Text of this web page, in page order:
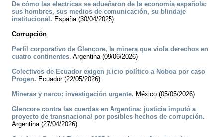
De cómo las electricas se adueñaron de la economía española:
sus hombres, sus medios de comunicación, su blindaje
institucional. España (30/04/2025)
Corrupción
Perfil corporativo de Glencore, la minera que viola derechos en
cuatro continentes. Argentina (09/06/2026)
Colectivos de Ecuador exigen juicio político a Noboa por caso
Progen. Ecuador (22/05/2026)
Mineras y narco: investigación urgente. México (05/05/2026)
Glencore contra las cuerdas en Argentina: justicia imputó a
proyecto de transnacional por posibles hechos de corrupción.
Argentina (27/04/2026)